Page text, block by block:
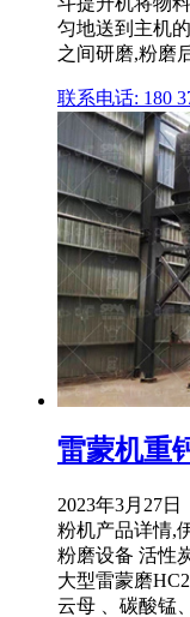
匀地送到主机
之间研磨,粉磨
联系电话: 180
雷蒙机重
2023年3月27
粉机产品详情,
粉磨设备 活性
大型雷蒙磨
云母 、碳酸锰